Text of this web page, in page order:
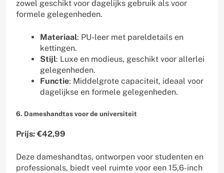
zowel geschikt voor dagelijks gebruik als voor
formele gelegenheden.
Materiaal: PU-leer met pareldetails en
kettingen.
Stijl: Luxe en modieus, geschikt voor allerlei
gelegenheden.
Functie: Middelgrote capaciteit, ideaal voor
dagelijkse en formele gelegenheden.
6. Dameshandtas voor de universiteit
Prijs: €42,99
Deze dameshandtas, ontworpen voor studenten en
professionals, biedt veel ruimte voor een 15,6-inch